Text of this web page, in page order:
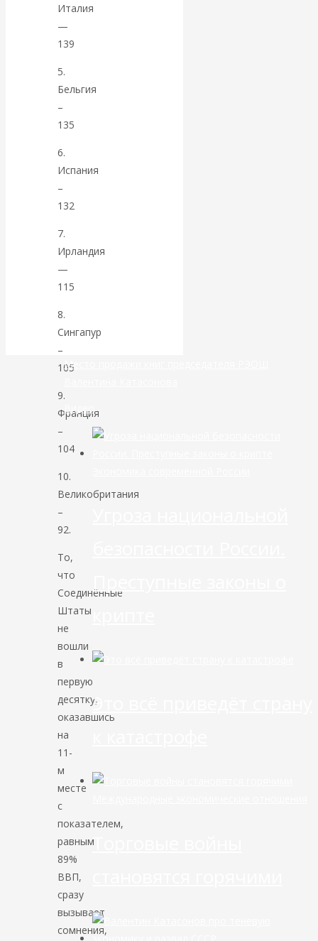
«Об этом
молчат»:
экономист
Валентин
Катасонов
считает, что
банковской
сфере России
уже начался
Италия
—
139
5.
Бельгия
–
135
6.
Испания
–
132
7.
Ирландия
—
115
8.
Сингапур
–
105
9.
Франция
–
104
10.
Великобритания
–
92.
То,
что
Соединённые
Штаты
не
вошли
в
первую
десятку,
оказавшись
на
11-
м
месте
с
показателем,
равным
89%
ВВП,
сразу
вызывает
сомнения,
Место продажи книг председателя РЭОШ
Это всё приведёт страну
Торговые войны